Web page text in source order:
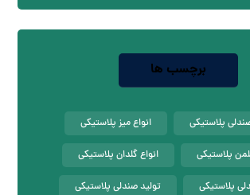
برچسب ها
پلاستیکی انواع میز پلاستیکی
پلاستیکی انواع گلدان پلاستیکی
پلاستیکی تولید صندلی پلاستیکی